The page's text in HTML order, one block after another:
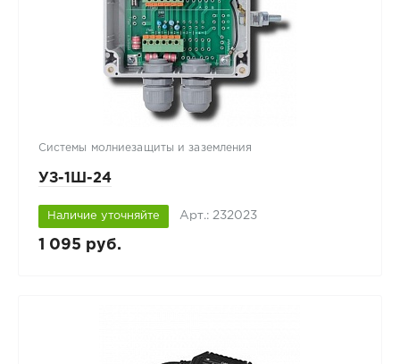
Системы молниезащиты и заземления
УЗ-1Ш-24
Наличие уточняйте Арт.: 232023
1 095 руб.